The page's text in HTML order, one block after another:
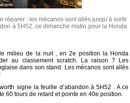
réparer : les mécanos sont allés jusqu’à sortir
à 5H52, ce dimanche matin pour la Honda
milieu de la nuit , en 2e position la Honda
au classement scratch. La raison ? Les
dans son stand. Les mécanos sont allés
signe la feuille d’abandon à 5H52 . A ce
60 tours de retard et pointe en 40e position.